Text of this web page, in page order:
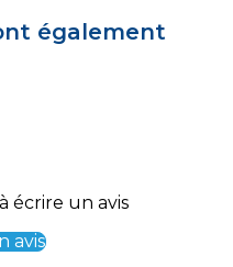
également
écrire un avis
avis